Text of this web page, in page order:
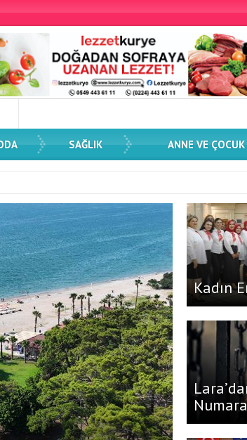
Eğitimi Düzenlendi Spor Dünyasından
SAĞLIK ANNE VE ÇOCUK
Kadın